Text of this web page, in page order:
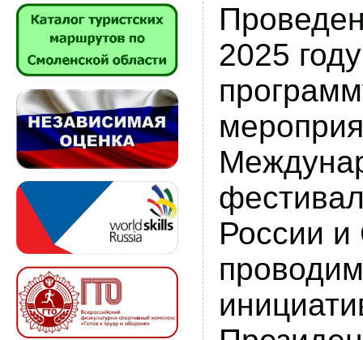
2025
России